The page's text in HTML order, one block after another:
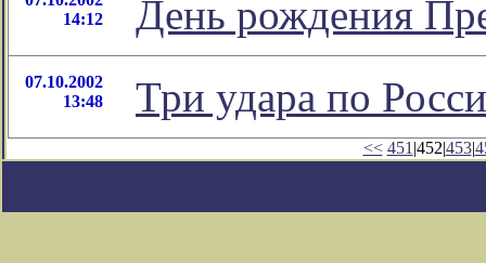
14:12
День рождения
07.10.2002
13:48
Три удара по
<< 451 |452|453|